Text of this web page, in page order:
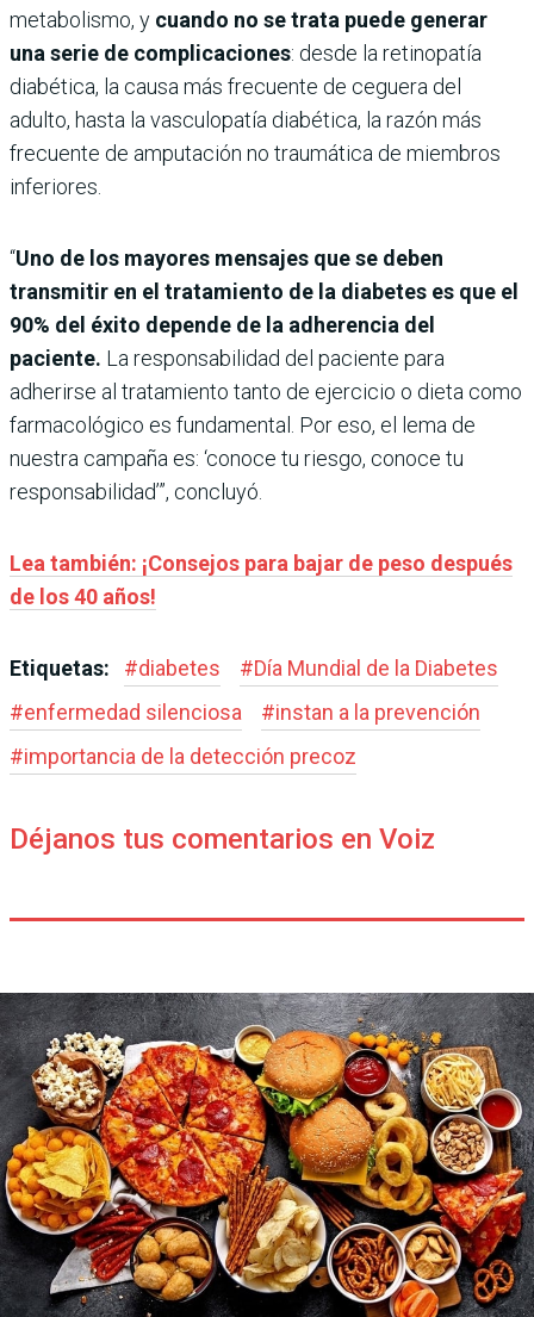
metabolismo, y cuando no se trata puede generar
una serie de complicaciones: desde la retinopatía
diabética, la causa más frecuente de ceguera del
adulto, hasta la vasculopatía diabética, la razón más
frecuente de amputación no traumática de miembros
inferiores.
“Uno de los mayores mensajes que se deben
transmitir en el tratamiento de la diabetes es que el
90% del éxito depende de la adherencia del
paciente. La responsabilidad del paciente para
adherirse al tratamiento tanto de ejercicio o dieta como
farmacológico es fundamental. Por eso, el lema de
nuestra campaña es: ‘conoce tu riesgo, conoce tu
responsabilidad’”, concluyó.
Lea también: ¡Consejos para bajar de peso después
de los 40 años!
Etiquetas: #diabetes #Día Mundial de la Diabetes
#enfermedad silenciosa #instan a la prevención
#importancia de la detección precoz
Déjanos tus comentarios en Voiz